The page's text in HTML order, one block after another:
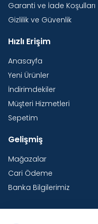
Garanti ve İade Koşulları
Gizlilik ve Güvenlik
Hızlı Erişim
Anasayfa
Yeni Ürünler
İndirimdekiler
Müşteri Hizmetleri
Sepetim
Gelişmiş
Mağazalar
Cari Ödeme
Banka Bilgilerimiz